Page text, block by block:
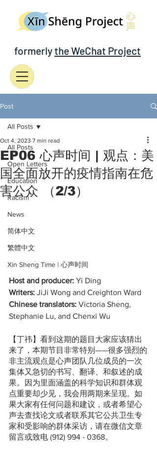
formerlythe WeChat Project
Post
All Posts
Open Letters
Education
Racism
News
简体中文
繁體中文
Xin Sheng Time | 心声时间
All Posts
EP06 心声时间 | 观点：美
国全面放开的疫情指南在危
害公众 （2/3）
Oct 4, 2023 7 min read
Host and producer: Yi Ding
Writers: JiJi Wong and Creighton Ward
Chinese translators: Victoria Sheng,
Stephanie Lu, and Chenxi Wu
【丁祎】看到这期的题目大家应该猜出
来了，本期节目非常特别——很多强烈的
非主流观点是心声团队几位成员的一次
集体又急切的书写、翻译、和叙述的成
果。因为里面涵盖的科学知识和群体观
点重要却少见，我会用两期来呈现。如
果大家有任何问题和建议，或者希望心
声去查找论文或者联系其它公共卫生专
家和受影响的群体采访，请在微信文章
留言或致电 (912) 994 - 0368。